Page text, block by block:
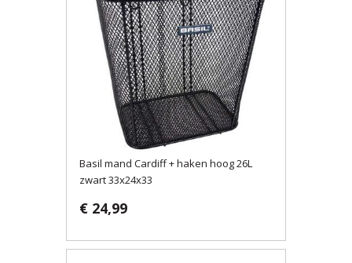
Basil mand Cardiff + haken hoog 26L
zwart 33x24x33
€ 24,99